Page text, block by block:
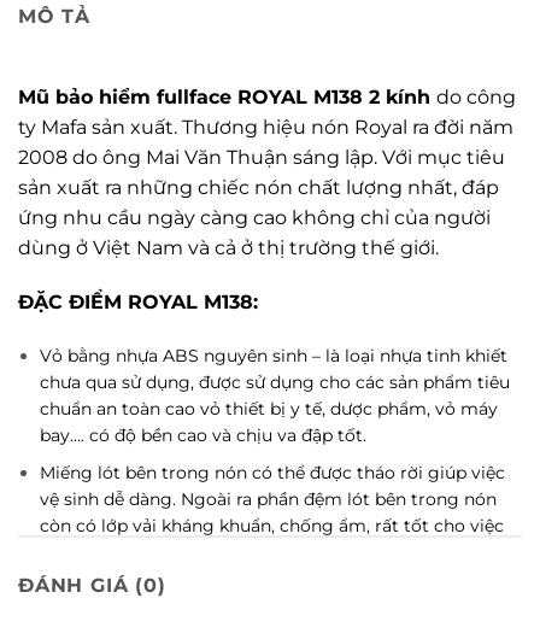
MÔ TẢ
Mũ bảo hiểm fullface ROYAL M138 2 kính do công
ty Mafa sản xuất. Thương hiệu nón Royal ra đời năm
2008 do ông Mai Văn Thuận sáng lập. Với mục tiêu
sản xuất ra những chiếc nón chất lượng nhất, đáp
ứng nhu cầu ngày càng cao không chỉ của người
dùng ở Việt Nam và cả ở thị trường thế giới.
ĐẶC ĐIỂM ROYAL M138:
Vỏ bằng nhựa ABS nguyên sinh – là loại nhựa tinh khiết
chưa qua sử dụng, được sử dụng cho các sản phẩm tiêu
chuẩn an toàn cao vỏ thiết bị y tế, dược phẩm, vỏ máy
bay…. có độ bền cao và chịu va đập tốt.
Miếng lót bên trong nón có thể được tháo rời giúp việc
vệ sinh dễ dàng. Ngoài ra phần đệm lót bên trong nón
còn có lớp vải kháng khuẩn, chống ẩm, rất tốt cho việc
Nòn có 2 lớp kính
ĐÁNH GIÁ (0)